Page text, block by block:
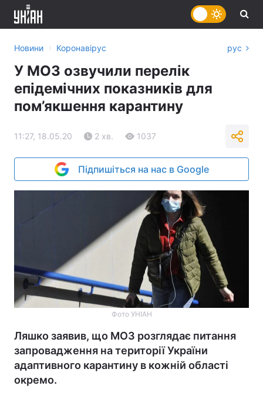
Новини › Коронавірус рус
У МОЗ озвучили перелік
епідемічних показників для
пом’якшення карантину
11:27, 18.05.20 2 хв. 1037
Підпишіться на нас в Google
Фото УНІАН
Ляшко заявив, що МОЗ розглядає питання
запровадження на території України
адаптивного карантину в кожній області
окремо.